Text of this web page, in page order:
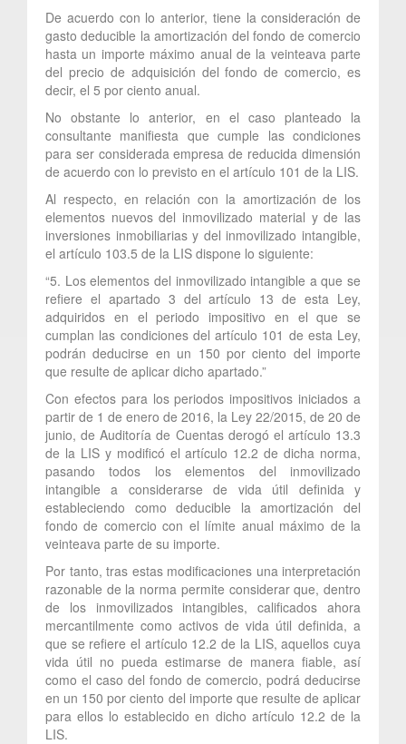
De acuerdo con lo anterior, tiene la consideración de
gasto deducible la amortización del fondo de comercio
hasta un importe máximo anual de la veinteava parte
del precio de adquisición del fondo de comercio, es
decir, el 5 por ciento anual.
No obstante lo anterior, en el caso planteado la
consultante manifiesta que cumple las condiciones
para ser considerada empresa de reducida dimensión
de acuerdo con lo previsto en el artículo 101 de la LIS.
Al respecto, en relación con la amortización de los
elementos nuevos del inmovilizado material y de las
inversiones inmobiliarias y del inmovilizado intangible,
el artículo 103.5 de la LIS dispone lo siguiente:
“5. Los elementos del inmovilizado intangible a que se
refiere el apartado 3 del artículo 13 de esta Ley,
adquiridos en el periodo impositivo en el que se
cumplan las condiciones del artículo 101 de esta Ley,
podrán deducirse en un 150 por ciento del importe
que resulte de aplicar dicho apartado.”
Con efectos para los periodos impositivos iniciados a
partir de 1 de enero de 2016, la Ley 22/2015, de 20 de
junio, de Auditoría de Cuentas derogó el artículo 13.3
de la LIS y modificó el artículo 12.2 de dicha norma,
pasando todos los elementos del inmovilizado
intangible a considerarse de vida útil definida y
estableciendo como deducible la amortización del
fondo de comercio con el límite anual máximo de la
veinteava parte de su importe.
Por tanto, tras estas modificaciones una interpretación
razonable de la norma permite considerar que, dentro
de los inmovilizados intangibles, calificados ahora
mercantilmente como activos de vida útil definida, a
que se refiere el artículo 12.2 de la LIS, aquellos cuya
vida útil no pueda estimarse de manera fiable, así
como el caso del fondo de comercio, podrá deducirse
en un 150 por ciento del importe que resulte de aplicar
para ellos lo establecido en dicho artículo 12.2 de la
LIS.